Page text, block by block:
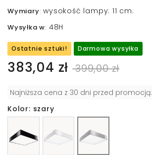
Wymiary: wysokość lampy: 11 cm.
Wysyłka w: 48H
Ostatnie sztuki! Darmowa wysyłka
383,04 zł 399,00 zł
Najniższa cena z 30 dni przed promocją:
Kolor: szary